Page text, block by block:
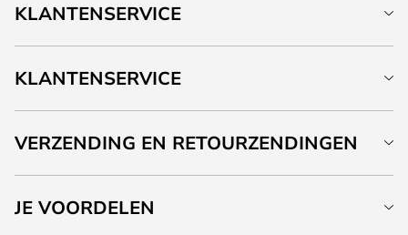
KLANTENSERVICE
KLANTENSERVICE
VERZENDING EN RETOURZENDINGEN
JE VOORDELEN